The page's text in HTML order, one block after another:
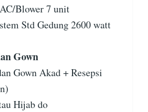
Blower 7 unit
Std Gedung 2600 watt
Gown
Gown Akad + Resepsi
Hijab do